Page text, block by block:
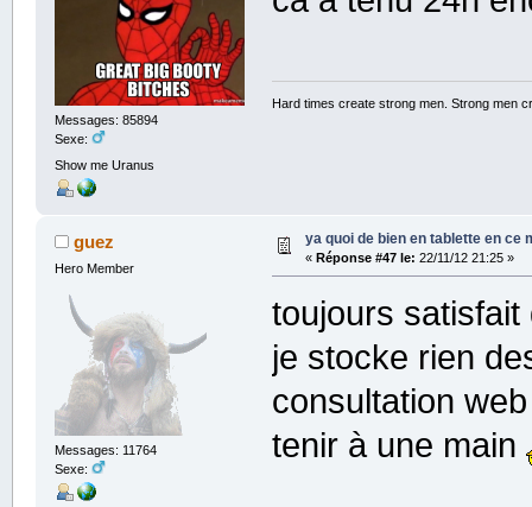
Messages: 85894
Sexe:
Show me Uranus
Hard times create strong men. Strong men
guez
Hero Member
Messages: 11764
Sexe:
ya quoi de bien en tablette en ce
« Réponse #47 le: 22/11/12 21:25 »
toujours
je stocke rien
consultation
tenir à une main